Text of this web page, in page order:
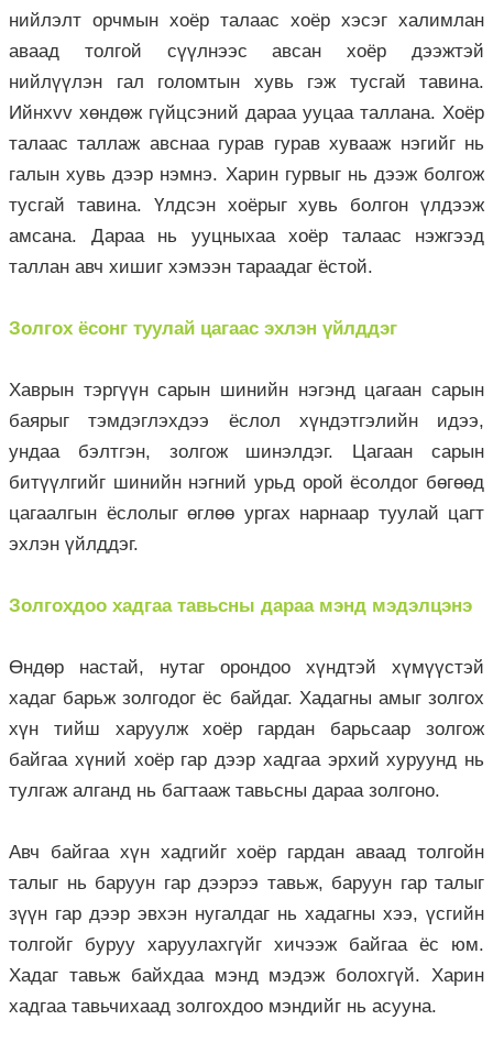
нийлэлт орчмын хоёр талаас хоёр хэсэг халимлан
аваад толгой сүүлнээс авсан хоёр дээжтэй
нийлүүлэн гал голомтын хувь гэж тусгай тавина.
Ийнхvv хөндөж гүйцсэний дараа ууцаа таллана. Хоёр
талаас таллаж авснаа гурав гурав хувааж нэгийг нь
галын хувь дээр нэмнэ. Харин гурвыг нь дээж болгож
тусгай тавина. Үлдсэн хоёрыг хувь болгон үлдээж
амсана. Дараа нь ууцныхаа хоёр талаас нэжгээд
таллан авч хишиг хэмээн тараадаг ёстой.
Золгох ёсонг туулай цагаас эхлэн үйлддэг
Хаврын тэргүүн сарын шинийн нэгэнд цагаан сарын
баярыг тэмдэглэхдээ ёслол хүндэтгэлийн идээ,
ундаа бэлтгэн, золгож шинэлдэг. Цагаан сарын
битүүлгийг шинийн нэгний урьд орой ёсолдог бөгөөд
цагаалгын ёслолыг өглөө ургах нарнаар туулай цагт
эхлэн үйлддэг.
Золгохдоо хадгаа тавьсны дараа мэнд мэдэлцэнэ
Өндөр настай, нутаг орондоо хүндтэй хүмүүстэй
хадаг барьж золгодог ёс байдаг. Хадагны амыг золгох
хүн тийш харуулж хоёр гардан барьсаар золгож
байгаа хүний хоёр гар дээр хадгаа эрхий хуруунд нь
тулгаж алганд нь багтааж тавьсны дараа золгоно.
Авч байгаа хүн хадгийг хоёр гардан аваад толгойн
талыг нь баруун гар дээрээ тавьж, баруун гар талыг
зүүн гар дээр эвхэн нугалдаг нь хадагны хээ, үсгийн
толгойг буруу харуулахгүйг хичээж байгаа ёс юм.
Хадаг тавьж байхдаа мэнд мэдэж болохгүй. Харин
хадгаа тавьчихаад золгохдоо мэндийг нь асууна.